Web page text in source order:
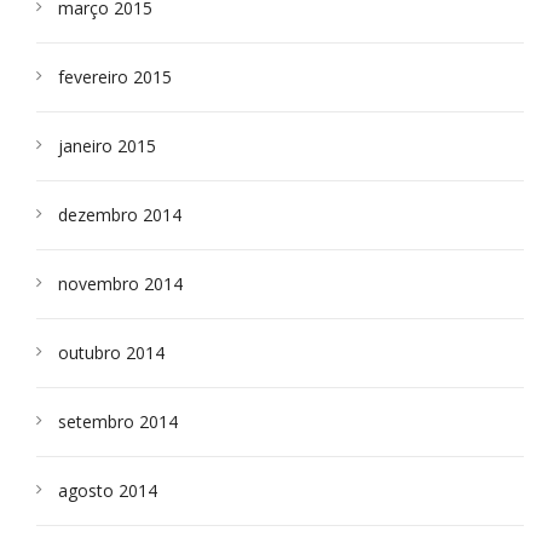
março 2015
fevereiro 2015
janeiro 2015
dezembro 2014
novembro 2014
outubro 2014
setembro 2014
agosto 2014